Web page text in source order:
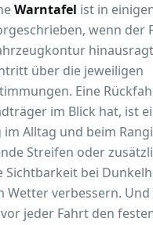
Warntafel ist in
wenn der
über die jeweiligen
Eine
im Blick hat, ist
im Alltag und beim
Streifen oder
Sichtbarkeit bei
Wetter verbessern.
jeder Fahrt den